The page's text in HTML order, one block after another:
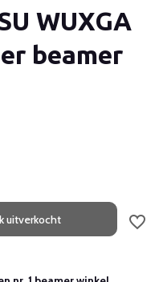
WUXGA
beamer
uitverkocht